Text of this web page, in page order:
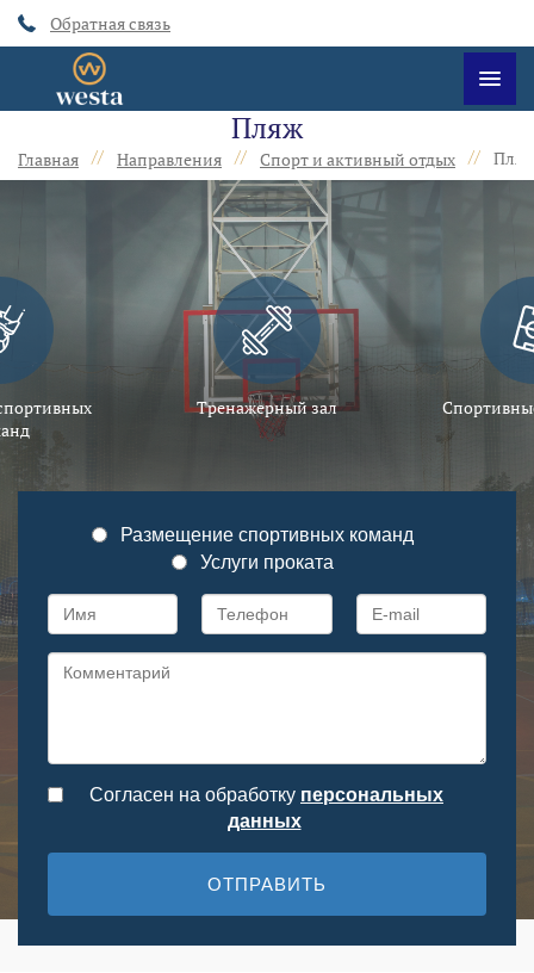
Обратная связь
Пляж
Главная // Направления // Спорт и активный отдых // Пляж
Тренажерный зал
Размещение спортивных команд
Услуги проката
Согласен на обработку персональныx
данных
ОТПРАВИТЬ